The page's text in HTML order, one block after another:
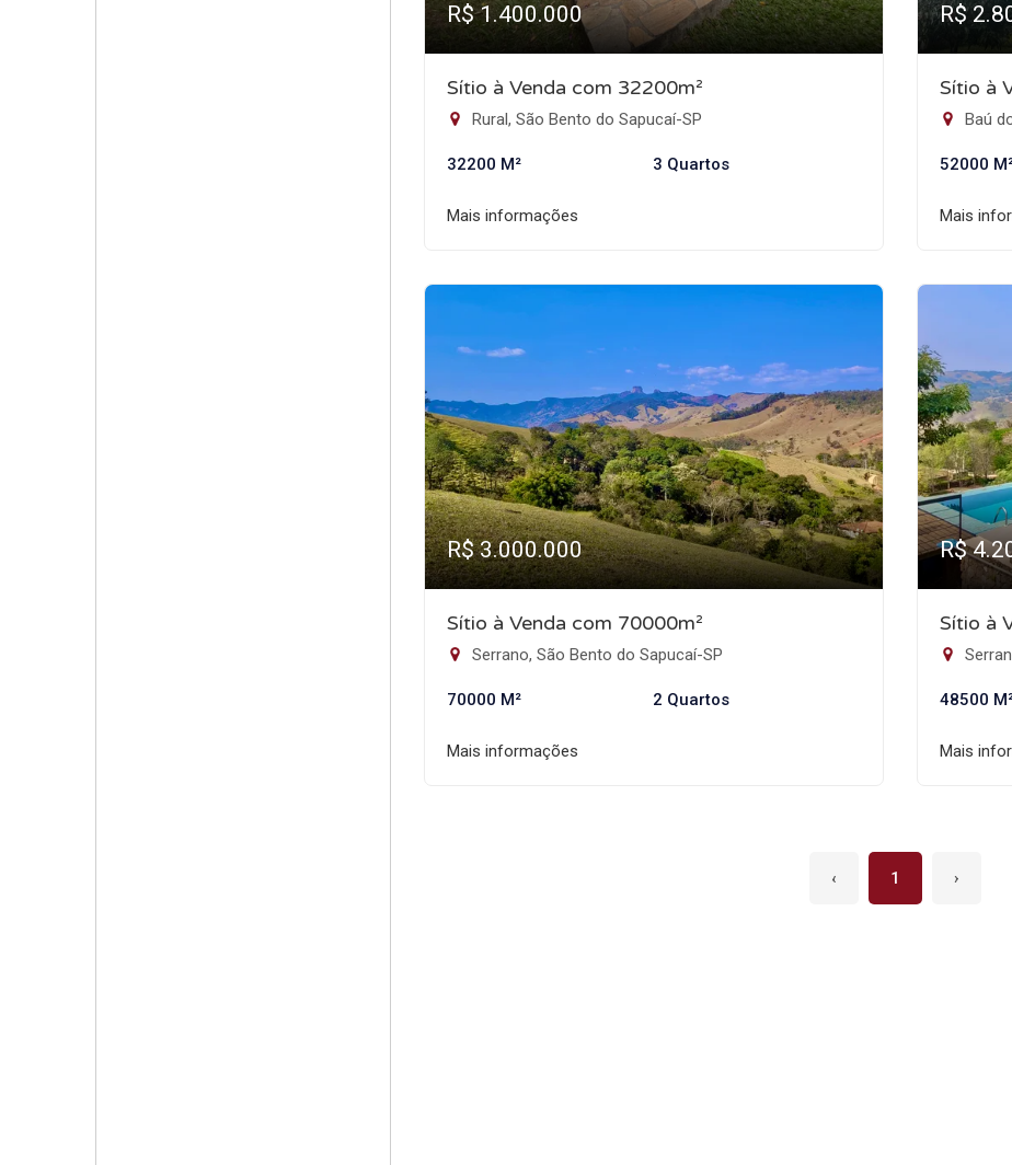
R$ 1.400.000
Sítio à Venda com 32200m²
Rural, São Bento do Sapucaí-SP
32200 M² 3 Quartos
Mais informações
R$
Sítio à
Baú
52000
Mais
R$ 3.000.000
Sítio à Venda com 70000m²
Serrano, São Bento do Sapucaí-SP
70000 M² 2 Quartos
Mais informações
R$
Sítio à
48500
Mais
‹ 1 ›